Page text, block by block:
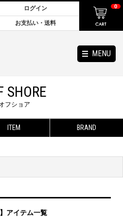
MENU
ログイン
お支払い・送料
0
SHORE
フショア
ITEM BRAND
アイテム一覧